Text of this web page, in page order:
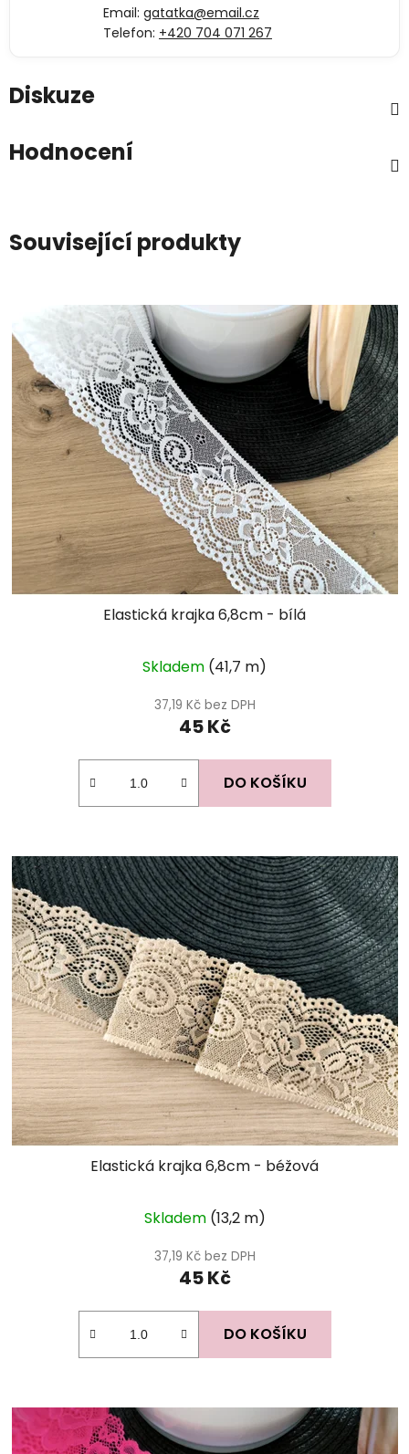
Email: gatatka@email.cz
Telefon: +420 704 071 267
Diskuze
Hodnocení
Související produkty
Elastická krajka 6,8cm - bílá
Skladem (41,7 m)
37,19 Kč bez DPH
45 Kč
DO KOŠÍKU
Elastická krajka 6,8cm - béžová
hodnocení
produktu
je
Skladem (13,2 m)
37,19 Kč bez DPH
45 Kč
DO KOŠÍKU